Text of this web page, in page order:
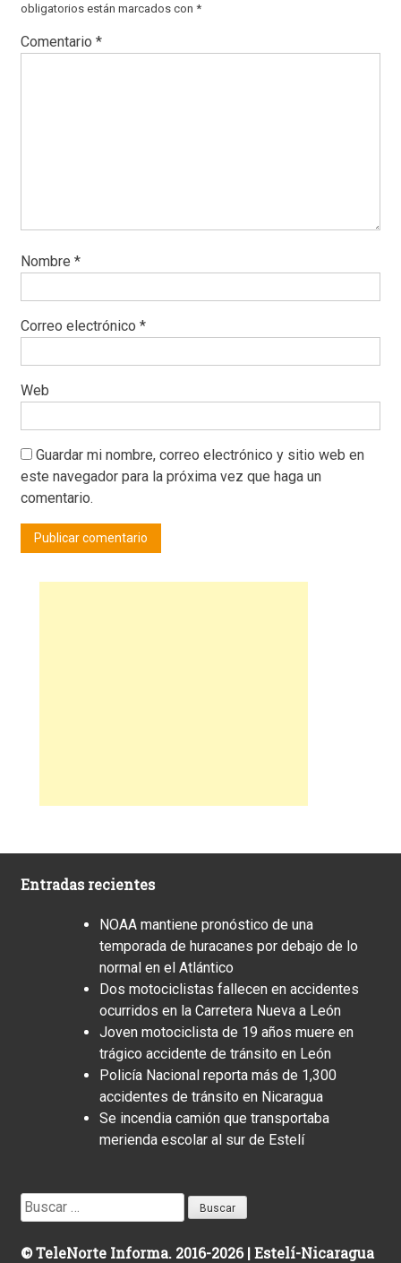
obligatorios están marcados con *
Comentario *
Nombre *
Correo electrónico *
Web
Guardar mi nombre, correo electrónico y sitio web en
este navegador para la próxima vez que haga un
comentario.
Entradas recientes
NOAA mantiene pronóstico de una
temporada de huracanes por debajo de lo
normal en el Atlántico
Dos motociclistas fallecen en accidentes
ocurridos en la Carretera Nueva a León
Joven motociclista de 19 años muere en
trágico accidente de tránsito en León
Policía Nacional reporta más de 1,300
accidentes de tránsito en Nicaragua
Se incendia camión que transportaba
merienda escolar al sur de Estelí
Buscar:
© TeleNorte Informa. 2016-2026 | Estelí-Nicaragua